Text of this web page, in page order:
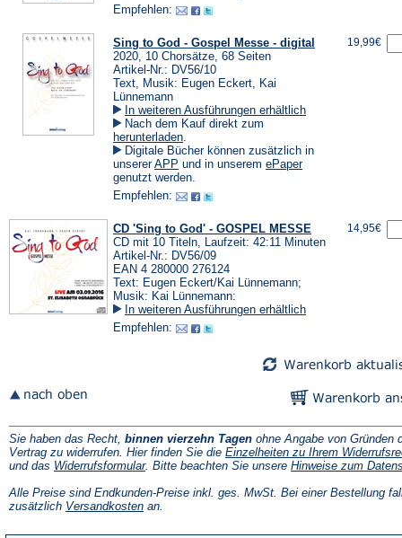
Empfehlen:
Sing to God - Gospel Messe - digital
2020, 10 Chorsätze, 68 Seiten
Artikel-Nr.: DV56/10
Text, Musik: Eugen Eckert, Kai
Lünnemann
In weiteren Ausführungen erhältlich
Nach dem Kauf direkt zum
herunterladen(Öffnet
in
einem
neuen
.
Digitale Bücher können zusätzlich in
unsererAPP (Öffnet
in
neuen
und in unserem ePaper(Öffnet
genutzt werden.
Empfehlen:
19,99€
CD 'Sing to God' - GOSPEL MESSE
CD mit 10 Titeln, Laufzeit: 42:11 Minuten
Artikel-Nr.: DV56/09
EAN 4 280000 276124
Text: Eugen Eckert/Kai Lünnemann;
Musik: Kai Lünnemann:
In weiteren Ausführungen erhältlich
Empfehlen:
14,95€
Sie haben das Recht, binnen vierzehn Tagen ohne Angabe von Gründen
Vertrag zu widerrufen. Hier finden Sie die Einzelheiten zu Ihrem
und das Widerrufsformular(Öffnet
einem
neuen
. Bitte beachten Sie unsere Hinweise zum
Alle Preise sind Endkunden-Preise inkl. ges. MwSt. Bei einer Bestellung
zusätzlich Versandkosten(Öffnet
an.